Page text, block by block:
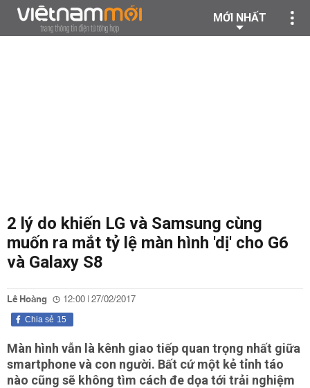
MỚI NHẤT
2 lý do khiến LG và Samsung cùng
muốn ra mắt tỷ lệ màn hình 'dị' cho G6
và Galaxy S8
Lê Hoàng 12:00 | 27/02/2017
15
Chia sẻ
Màn hình vẫn là kênh giao tiếp quan trọng nhất giữa
smartphone và con người. Bất cứ một kẻ tỉnh táo
nào cũng sẽ không tìm cách đe dọa tới trải nghiệm